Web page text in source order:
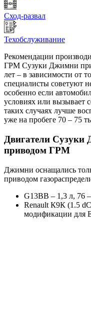
Сход-развал
Техобслуживание
Рекомендации
ГРМ Сузуки Джимни
лет – в зависимости от
специалисты советуют
особенно если
условиях или вызывает
таких случаях лучше
уже на пробеге 70 – 75
Двигатели
приводом ГРМ
Джимни оснащались
приводом
G13BB – 1,3 л, 76
Renault К9К (1.5
модификации для